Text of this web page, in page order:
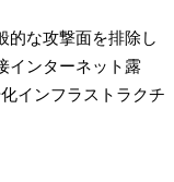
的な攻撃面を排除し
インターネット露
インフラストラクチ